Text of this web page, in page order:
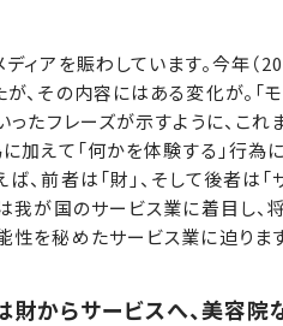
ィアを賑わしています。今年（
、その内容にはある変化が。「モ
ったフレーズが示すように、これ
加えて「何かを体験する」行為に
、前者は「財」、そして後者は「
我が国のサービス業に着目し、将
を秘めたサービス業に迫ります
からサービスへ、美容院